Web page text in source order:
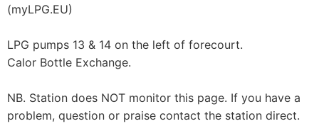
(myLPG.EU)
LPG pumps 13 & 14 on the left of forecourt.
Calor Bottle Exchange.
NB. Station does NOT monitor this page. If you have a
problem, question or praise contact the station direct.